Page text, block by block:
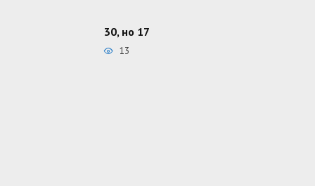
30, но 17
13